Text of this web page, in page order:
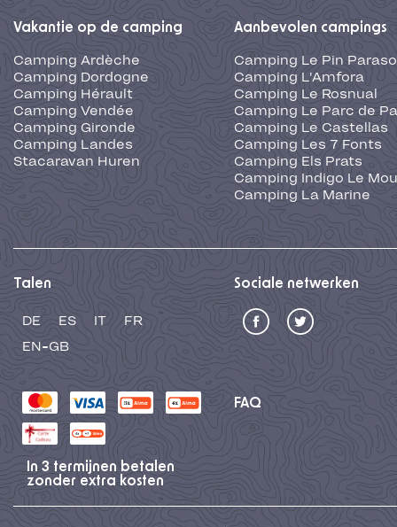
Vakantie op de camping
Camping Ardèche
Camping Dordogne
Camping Hérault
Camping Vendée
Camping Gironde
Camping Landes
Stacaravan Huren
Aanbevolen campings
Camping Le Pin
Camping L'Amfora
Camping Le Rosnual
Camping Le Parc de
Camping Le Castellas
Camping Les 7 Fonts
Camping Els Prats
Camping Indigo Le
Camping La Marine
Talen
DE ES IT
FR
EN-GB
Sociale netwerken
FAQ
In 3 termijnen betalen
zonder extra kosten